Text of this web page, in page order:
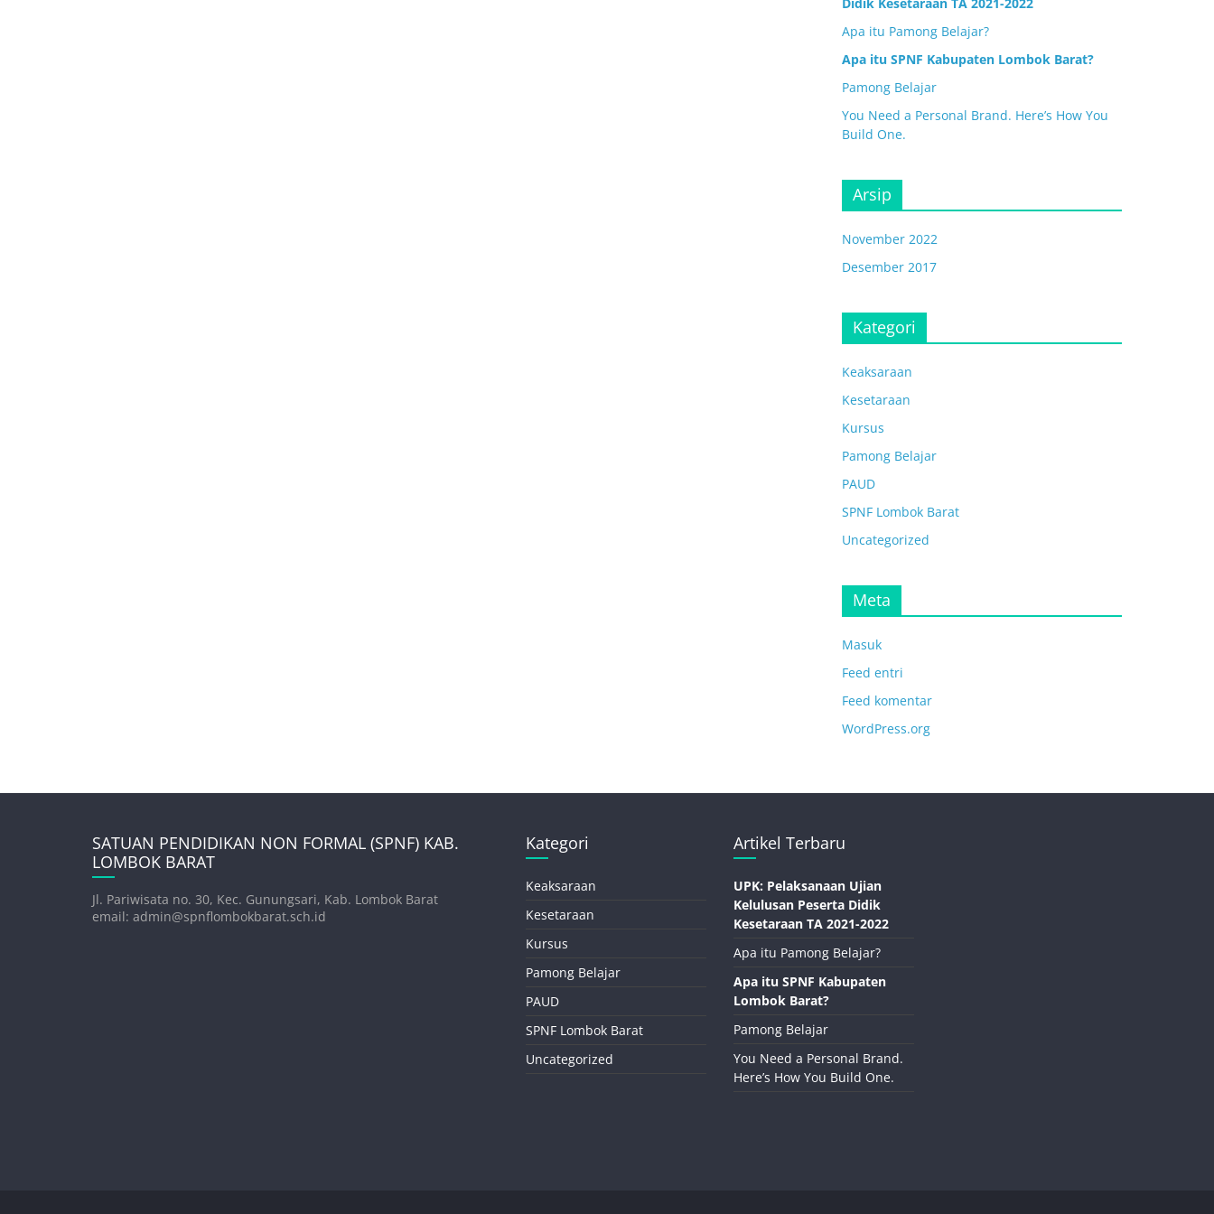
Apa itu Pamong Belajar?
Apa itu SPNF Kabupaten Lombok Barat?
Pamong Belajar
You Need a Personal Brand. Here’s How You
Build One.
Arsip
November 2022
Desember 2017
Kategori
Keaksaraan
Kesetaraan
Kursus
Pamong Belajar
PAUD
SPNF Lombok Barat
Uncategorized
Meta
Masuk
Feed entri
Feed komentar
WordPress.org
SATUAN PENDIDIKAN NON FORMAL (SPNF) KAB.
LOMBOK BARAT
Jl. Pariwisata no. 30, Kec. Gunungsari, Kab. Lombok Barat
email: admin@spnflombokbarat.sch.id
Kategori
Keaksaraan
Kesetaraan
Kursus
Pamong Belajar
PAUD
SPNF Lombok Barat
Uncategorized
Artikel Terbaru
UPK: Pelaksanaan Ujian
Kelulusan Peserta Didik
Kesetaraan TA 2021-2022
Apa itu Pamong Belajar?
Apa itu SPNF Kabupaten
Lombok Barat?
Pamong Belajar
You Need a Personal Brand.
Here’s How You Build One.